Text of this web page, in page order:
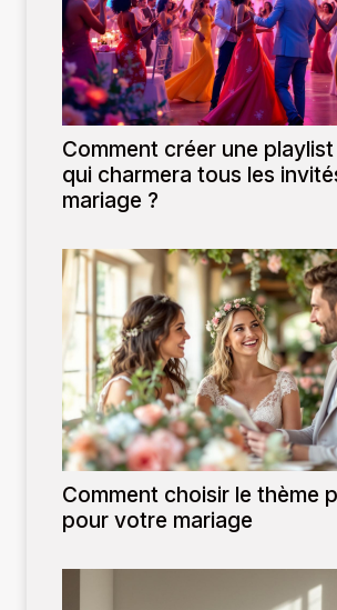
Comment créer une
qui charmera tous les
mariage ?
Comment choisir le thème
pour votre mariage